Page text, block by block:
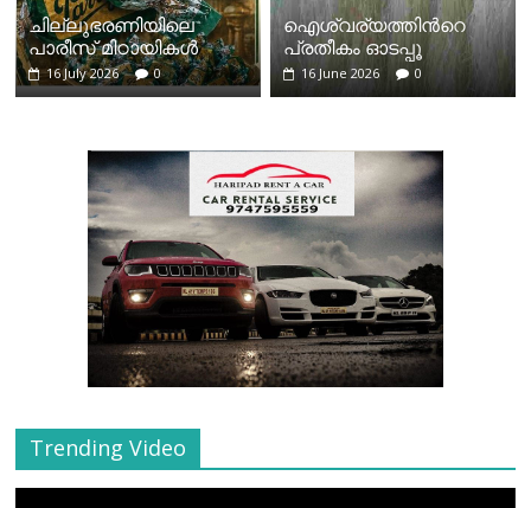
ചില്ലുഭരണിയിലെ
പാരീസ് മിഠായികള്‍
16 July 2026 0
ഐശ്വര്യത്തിന്‍റെ
പ്രതീകം ഓടപ്പൂ
16 June 2026 0
Trending Video